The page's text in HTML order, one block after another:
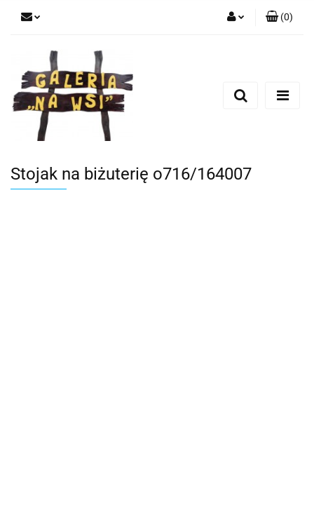
Dodaj zgłoszenie
(0)
Stojak na biżuterię o716/164007